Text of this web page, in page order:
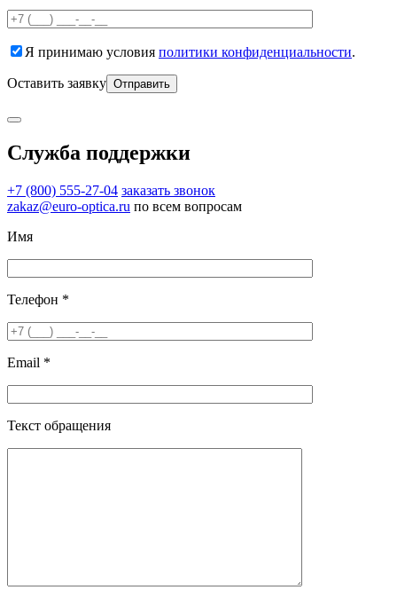
Я принимаю условия политики конфиденциальности.
Оставить заявку
Служба поддержки
+7 (800) 555-27-04 заказать звонок
zakaz@euro-optica.ru по всем вопросам
Имя
Телефон *
Email *
Текст обращения